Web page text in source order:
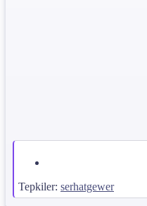
Tepkiler: serhatgewer